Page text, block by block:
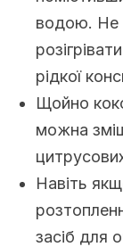
водою. Не
рідкої
Щойно
можна
Навіть
засіб для